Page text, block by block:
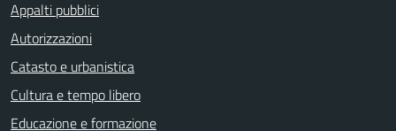
Appalti pubblici
Autorizzazioni
Catasto e urbanistica
Cultura e tempo libero
Educazione e formazione